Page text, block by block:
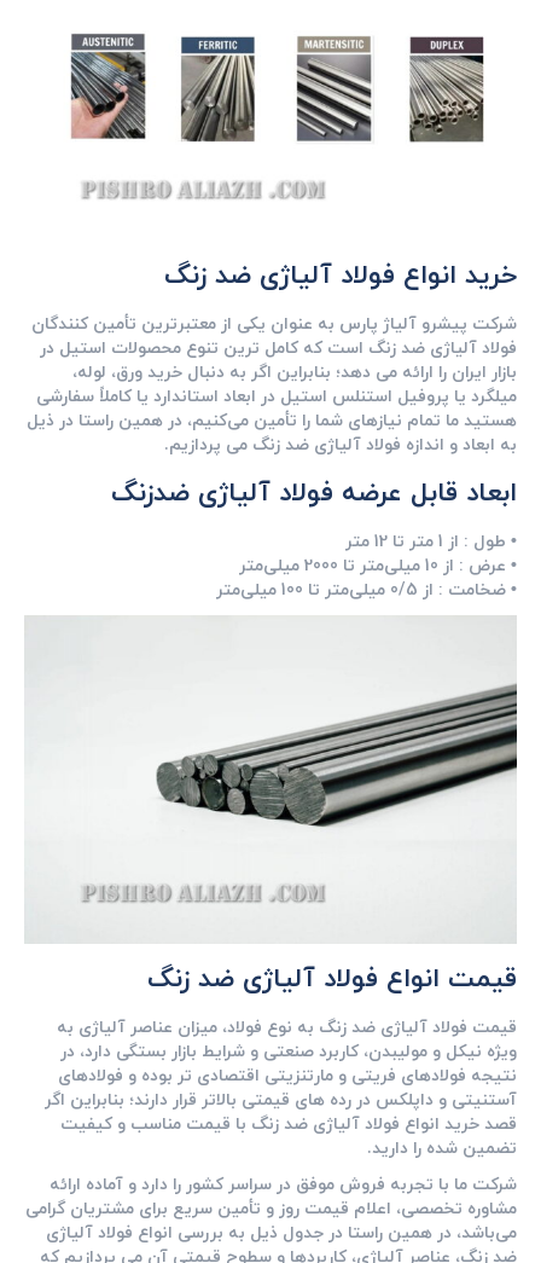
خرید انواع فولاد آلیاژی ضد زنگ
شرکت پیشرو آلیاژ پارس به ‌عنوان یکی از معتبرترین تأمین‌ کنندگان
فولاد آلیاژی ضد زنگ است که کامل‌ ترین تنوع محصولات استیل در
بازار ایران را ارائه می دهد؛ بنابراین اگر به ‌دنبال خرید ورق، لوله،
میلگرد یا پروفیل استنلس استیل در ابعاد استاندارد یا کاملاً سفارشی
هستید ما تمام نیازهای شما را تأمین می‌کنیم، در همین راستا در ذیل
به ابعاد و اندازه فولاد آلیاژی ضد زنگ می پردازیم.
ابعاد قابل عرضه فولاد آلیاژی ضدزنگ
• طول : از 1 متر تا 12 متر
• عرض : از 10 میلی‌متر تا 2000 میلی‌متر
• ضخامت : از 0/5 میلی‌متر تا 100 میلی‌متر
قیمت انواع فولاد آلیاژی ضد زنگ
قیمت فولاد آلیاژی ضد زنگ به نوع فولاد، میزان عناصر آلیاژی به‌
ویژه نیکل و مولیبدن، کاربرد صنعتی و شرایط بازار بستگی دارد، در
نتیجه فولادهای فریتی و مارتنزیتی اقتصادی ‌تر بوده و فولادهای
آستنیتی و داپلکس در رده‌ های قیمتی بالاتر قرار دارند؛ بنابراین اگر
قصد خرید انواع فولاد آلیاژی ضد زنگ با قیمت مناسب و کیفیت
تضمین ‌شده را دارید.
شرکت ما با تجربه فروش موفق در سراسر کشور را دارد و آماده ارائه
مشاوره تخصصی، اعلام قیمت روز و تأمین سریع برای مشتریان گرامی
می‌باشد، در همین راستا در جدول ذیل به بررسی انواع فولاد آلیاژی
ضد زنگ، عناصر آلیاژی، کاربردها و سطوح قیمتی آن می پردازیم که